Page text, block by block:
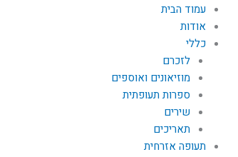
עמוד הבית
אודות
כללי
לזכרם
מוזיאונים ואוספים
ספרות תעופתית
שירים
תאריכים
תעופה אזרחית